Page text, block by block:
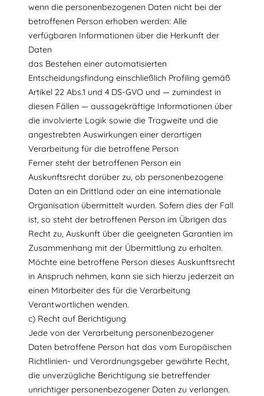
wenn die personenbezogenen Daten nicht bei der
betroffenen Person erhoben werden: Alle
verfügbaren Informationen über die Herkunft der
Daten
das Bestehen einer automatisierten
Entscheidungsfindung einschließlich Profiling gemäß
Artikel 22 Abs.1 und 4 DS-GVO und — zumindest in
diesen Fällen — aussagekräftige Informationen über
die involvierte Logik sowie die Tragweite und die
angestrebten Auswirkungen einer derartigen
Verarbeitung für die betroffene Person
Ferner steht der betroffenen Person ein
Auskunftsrecht darüber zu, ob personenbezogene
Daten an ein Drittland oder an eine internationale
Organisation übermittelt wurden. Sofern dies der Fall
ist, so steht der betroffenen Person im Übrigen das
Recht zu, Auskunft über die geeigneten Garantien im
Zusammenhang mit der Übermittlung zu erhalten.
Möchte eine betroffene Person dieses Auskunftsrecht
in Anspruch nehmen, kann sie sich hierzu jederzeit an
einen Mitarbeiter des für die Verarbeitung
Verantwortlichen wenden.
c) Recht auf Berichtigung
Jede von der Verarbeitung personenbezogener
Daten betroffene Person hat das vom Europäischen
Richtlinien- und Verordnungsgeber gewährte Recht,
die unverzügliche Berichtigung sie betreffender
unrichtiger personenbezogener Daten zu verlangen.